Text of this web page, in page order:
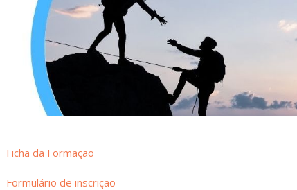
Ficha da Formação
Formulário de inscrição